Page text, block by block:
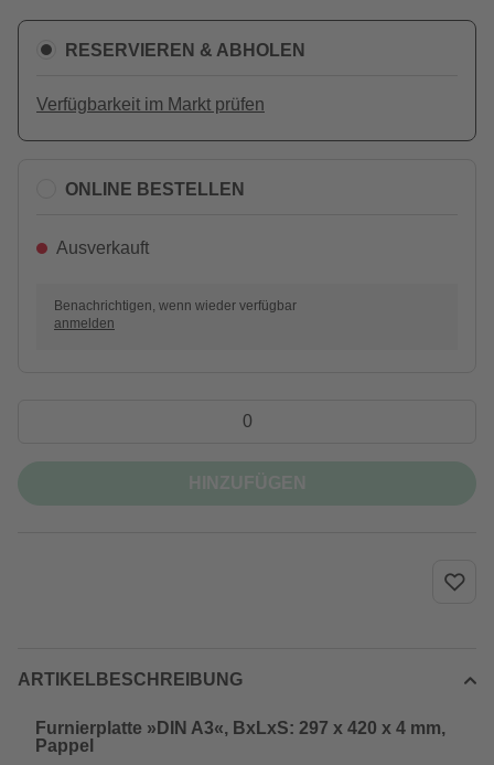
RESERVIEREN & ABHOLEN
Verfügbarkeit im Markt prüfen
ONLINE BESTELLEN
Ausverkauft
Benachrichtigen, wenn wieder verfügbar
anmelden
ARTIKELBESCHREIBUNG
Furnierplatte »DIN A3«, BxLxS: 297 x 420 x 4 mm,
Pappel